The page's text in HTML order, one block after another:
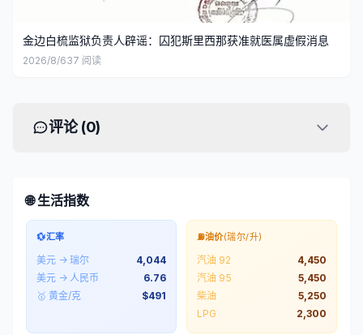
金边白梳监狱负责人辟谣：囚犯斯里西那获准就医属虚假消息
2026/8/637 阅读
评论 (0)
🌐 生活指数
💱汇率
美元 → 瑞尔
4,044
美元 → 人民币
6.76
🥇 黄金/克
$491
⛽油价(瑞尔/升)
汽油 92
4,450
汽油 95
5,450
柴油
5,250
LPG
2,300